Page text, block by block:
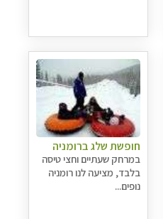
חופשת שלג ברומניה
במרחק שעתיים וחצי טיסה
בלבד, מציעה לנו רומניה
נופים...